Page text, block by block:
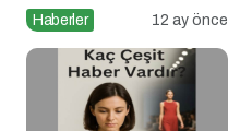
Yapmalıyım?
Haberler 12 ay önce